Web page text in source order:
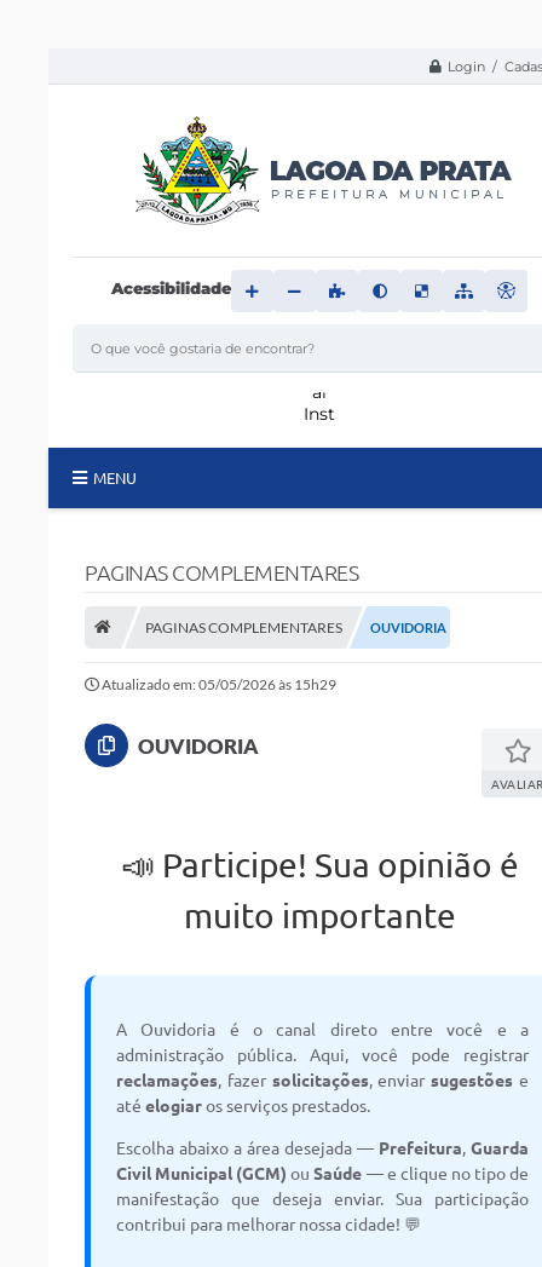
Login /
Acessibilidade
MENU
Transparência
Carta de Serviços
Ouvidoria
Telefones Úteis
Livro Eletrônico
Notas Fiscais Eletrônicas
Administração
A Prefeitura
A Nossa Cidade
Conselhos Municipais
PAGINAS COMPLEMENTARES
PAGINAS COMPLEMENTARES OUVIDORIA
Atualizado em: 05/05/2026 às 15h29
OUVIDORIA
📣 Participe! Sua opinião é
muito importante
A Ouvidoria é o canal direto entre você e a
administração pública. Aqui, você pode registrar
reclamações, fazer solicitações, enviarsugestões e
até elogiaros serviços prestados.
Escolha abaixo a área desejada — Prefeitura, Guarda
Civil Municipal (GCM) ouSaúde — e clique no tipo de
manifestação que deseja enviar. Sua participação
contribui para melhorar nossa cidade! 💬